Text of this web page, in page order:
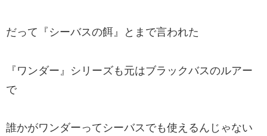
だって『シーバスの餌』とまで言われた
『ワンダー』シリーズも元はブラックバスのルアー
で
誰かがワンダーってシーバスでも使えるんじゃない